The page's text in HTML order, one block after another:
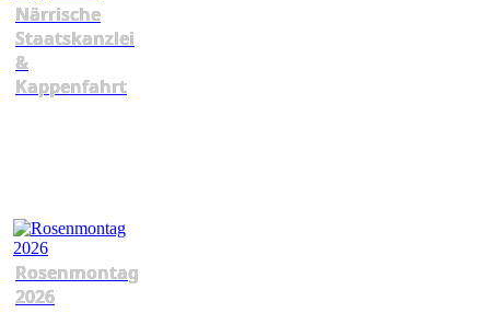
Närrische
Staatskanzlei
&
Kappenfahrt
Rosenmontag
2026